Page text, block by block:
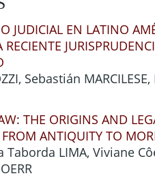
JUDICIAL EN LATINO
RECIENTE
Sebastián
THE ORIGINS AND
ANTIQUITY TO
Taborda LIMA, Viviane